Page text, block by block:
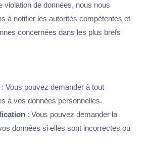
violation de données, nous nous
à notifier les autorités compétentes et
concernées dans les plus brefs
: Vous pouvez demander à tout
à vos données personnelles.
: Vous pouvez demander la
données si elles sont incorrectes ou